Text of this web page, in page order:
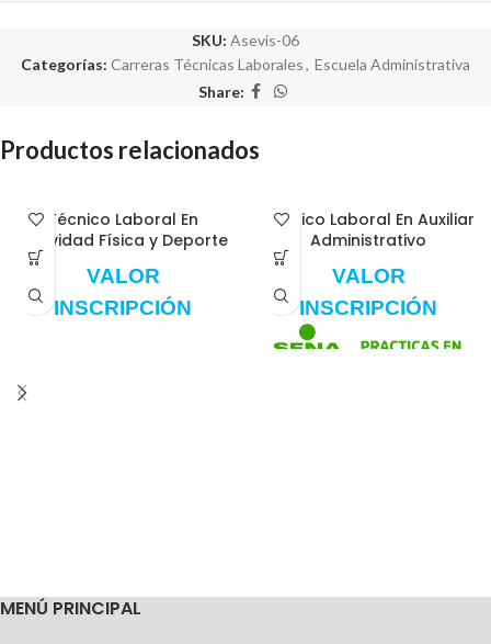
SKU: Asevis-06
Categorías: Carreras Técnicas Laborales, Escuela Administrativa
Share:
Productos relacionados
Técnico Laboral En
Actividad Física y Deporte
VALOR
INSCRIPCIÓN
Técnico Laboral En Auxiliar
Administrativo
VALOR
INSCRIPCIÓN
MENÚ PRINCIPAL